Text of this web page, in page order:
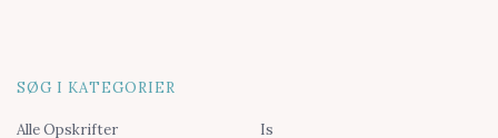
SØG I KATEGORIER
Alle Opskrifter
Is